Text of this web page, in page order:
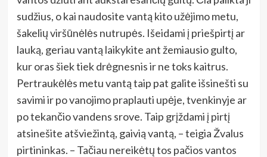
sudžius, o kai naudosite vantą kito užėjimo metu,
šakelių viršūnėlės nutrupės. Išeidami į priešpirtį ar
lauką, geriau vantą laikykite ant žemiausio gulto,
kur oras šiek tiek drėgnesnis ir ne toks kaitrus.
Pertraukėlės metu vantą taip pat galite išsinešti su
savimi ir po vanojimo praplauti upėje, tvenkinyje ar
po tekančio vandens srove. Taip grįždami į pirtį
atsinešite atšviežintą, gaivią vantą, – teigia Žvalus
pirtininkas. – Tačiau nereikėtų tos pačios vantos